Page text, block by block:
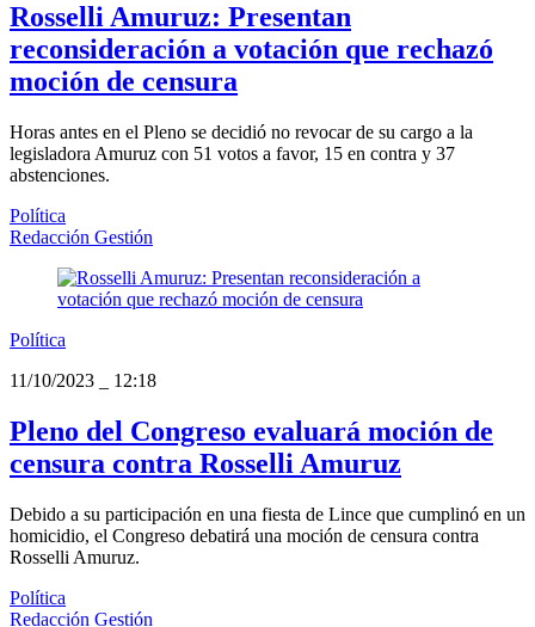
Rosselli Amuruz: Presentan
reconsideración a votación que rechazó
moción de censura
Horas antes en el Pleno se decidió no revocar de su cargo a la
legisladora Amuruz con 51 votos a favor, 15 en contra y 37
abstenciones.
Política
Redacción Gestión
Política
11/10/2023
12:18
Pleno del Congreso evaluará moción de
censura contra Rosselli Amuruz
Debido a su participación en una fiesta de Lince que cumplinó en un
homicidio, el Congreso debatirá una moción de censura contra
Rosselli Amuruz.
Política
Redacción Gestión